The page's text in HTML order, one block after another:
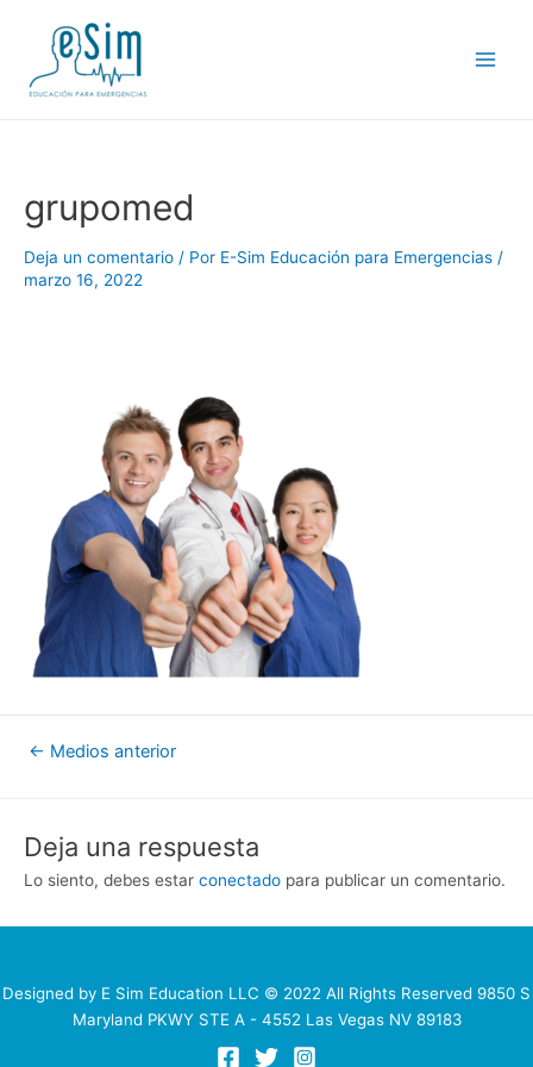
contenido
grupomed
Deja un comentario / Por E-Sim Educación para Emergencias /
marzo 16, 2022
Navegación
← Medios anterior
Deja una respuesta
Lo siento, debes estar conectado para publicar un comentario.
Designed by E Sim Education LLC © 2022 All Rights Reserved 9850 S
Maryland PKWY STE A - 4552 Las Vegas NV 89183